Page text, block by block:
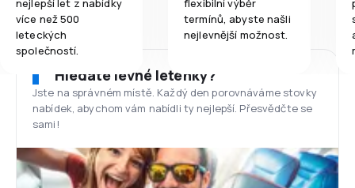
nejlepší let z nabídky
více než 500
leteckých
společností.
flexibilní výběr
termínů, abyste našli
nejlevnější možnost.
Hledáte levné letenky?
Jste na správném místě. Každý den porovnáváme stovky
nabídek, abychom vám nabídli ty nejlepší. Přesvědčte se
sami!